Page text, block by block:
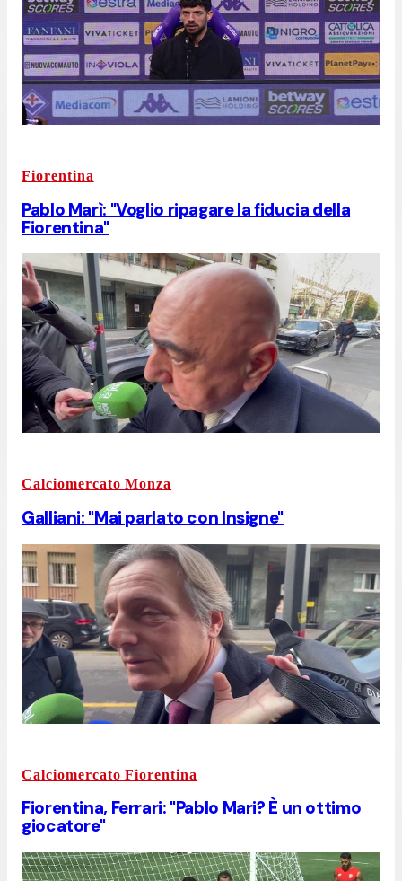
Fiorentina
Pablo Marì: "Voglio ripagare la fiducia della
Fiorentina"
Calciomercato Monza
Galliani: "Mai parlato con Insigne"
Calciomercato Fiorentina
Fiorentina, Ferrari: "Pablo Mari? È un ottimo
giocatore"